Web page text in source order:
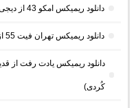
دانلود ریمیکس امکو 43 از دیجی ام کو (پادکست طولانی عاشقانه)
دانلود ریمیکس تهران فیت 55 از دیجی باربد و محمد موریانی
دانلود ریمیکس یادت رفت از
کُردی)